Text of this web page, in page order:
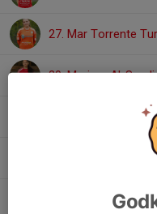
27. Mar Torrente
29. Meriam Al-Saadi
17. Milla
12. Nellie Ljunggren
20. Signe Milding